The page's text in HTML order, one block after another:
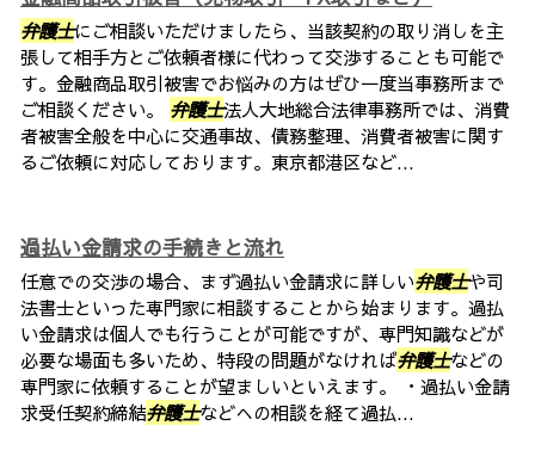
弁護士にご相談いただけましたら、当該契約の取り消しを主
張して相手方とご依頼者様に代わって交渉することも可能で
す。金融商品取引被害でお悩みの方はぜひ一度当事務所まで
ご相談ください。 弁護士法人大地総合法律事務所では、消費
者被害全般を中心に交通事故、債務整理、消費者被害に関す
るご依頼に対応しております。東京都港区など...
過払い金請求の手続きと流れ
任意での交渉の場合、まず過払い金請求に詳しい弁護士や司
法書士といった専門家に相談することから始まります。過払
い金請求は個人でも行うことが可能ですが、専門知識などが
必要な場面も多いため、特段の問題がなければ弁護士などの
専門家に依頼することが望ましいといえます。 ・過払い金請
求受任契約締結弁護士などへの相談を経て過払...